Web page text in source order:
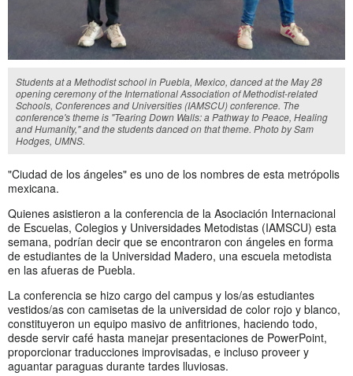
Students at a Methodist school in Puebla, Mexico, danced at the May 28
opening ceremony of the International Association of Methodist-related
Schools, Conferences and Universities (IAMSCU) conference. The
conference's theme is "Tearing Down Walls: a Pathway to Peace, Healing
and Humanity," and the students danced on that theme. Photo by Sam
Hodges, UMNS.
"Ciudad de los ángeles" es uno de los nombres de esta metrópolis
mexicana.
Quienes asistieron a la conferencia de la Asociación Internacional
de Escuelas, Colegios y Universidades Metodistas (IAMSCU) esta
semana, podrían decir que se encontraron con ángeles en forma
de estudiantes de la Universidad Madero, una escuela metodista
en las afueras de Puebla.
La conferencia se hizo cargo del campus y los/as estudiantes
vestidos/as con camisetas de la universidad de color rojo y blanco,
constituyeron un equipo masivo de anfitriones, haciendo todo,
desde servir café hasta manejar presentaciones de PowerPoint,
proporcionar traducciones improvisadas, e incluso proveer y
aguantar paraguas durante tardes lluviosas.